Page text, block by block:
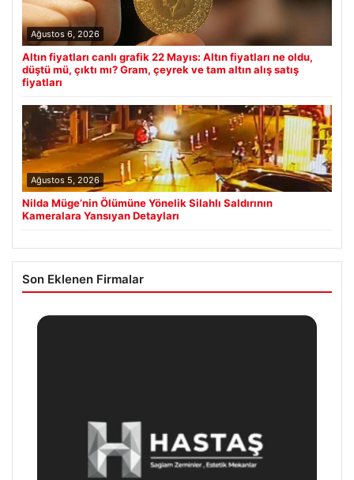
Ağustos 6, 2026
Altın fiyatları canlı grafik 22 Mayıs: Altın fiyatları ne oldu,
düştü mü, çıktı mı? Gram, çeyrek ve tam altın alış satış
fiyatları
Ağustos 5, 2026
Nilda Müge’nin Ölümüne Yönelik Silahlı Saldırının
Kameralara Yansıyan Detayları
Son Eklenen Firmalar